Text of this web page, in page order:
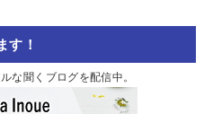
す！
な聞くブログを配信中。